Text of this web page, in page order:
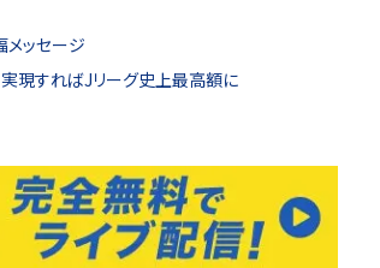
メッセージ
現すればJリーグ史上最高額に